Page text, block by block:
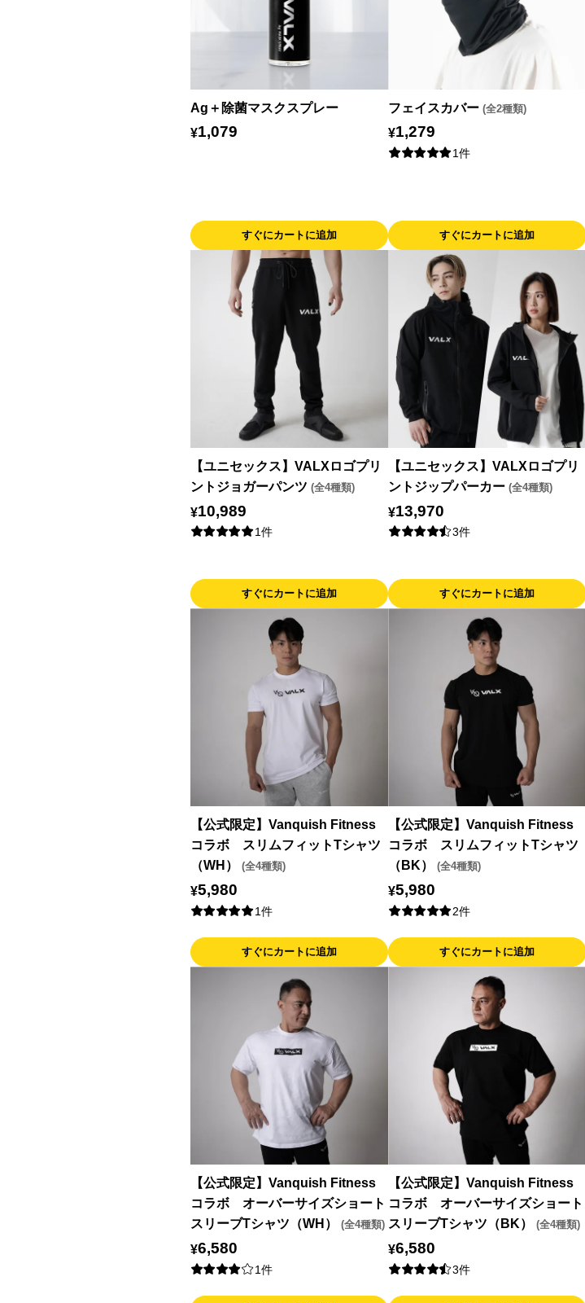
Ag＋除菌マスクスプレー
¥1,079
すぐにカートに追加
フェイスカバー(全2種類)
¥1,279
1件
すぐにカートに追加
【ユニセックス】VALXロゴプリ
ントジョガーパンツ (全4種類)
¥10,989
1件
すぐにカートに追加
【ユニセックス】VALXロゴプリ
ントジップパーカー(全4種類)
¥13,970
3件
すぐにカートに追加
【公式限定】Vanquish Fitness
コラボ スリムフィットTシャツ
（WH） (全4種類)
¥5,980
1件
すぐにカートに追加
【公式限定】Vanquish Fitness
コラボ スリムフィットTシャツ
（BK）(全4種類)
¥5,980
2件
すぐにカートに追加
【公式限定】Vanquish Fitness
コラボ オーバーサイズショート
スリーブTシャツ（WH） (全4種類)
¥6,580
1件
【公式限定】Vanquish Fitness
コラボ オーバーサイズショート
スリーブTシャツ（BK）(全4種類)
¥6,580
3件